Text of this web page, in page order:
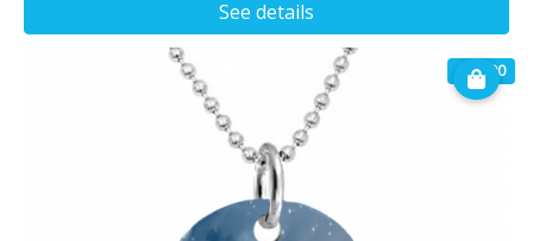
See details
€ 16.90